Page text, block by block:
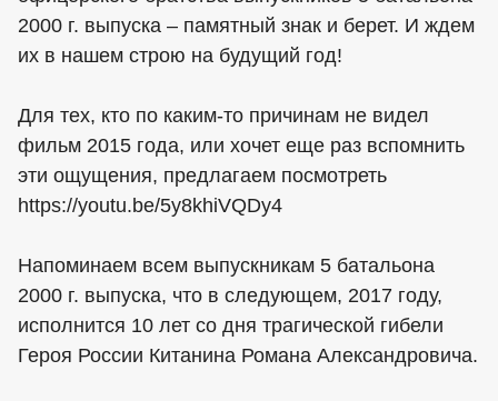
2000 г. выпуска – памятный знак и берет. И ждем
их в нашем строю на будущий год!
Для тех, кто по каким-то причинам не видел
фильм 2015 года, или хочет еще раз вспомнить
эти ощущения, предлагаем посмотреть
https://youtu.be/5y8khiVQDy4
Напоминаем всем выпускникам 5 батальона
2000 г. выпуска, что в следующем, 2017 году,
исполнится 10 лет со дня трагической гибели
Героя России Китанина Романа Александровича.